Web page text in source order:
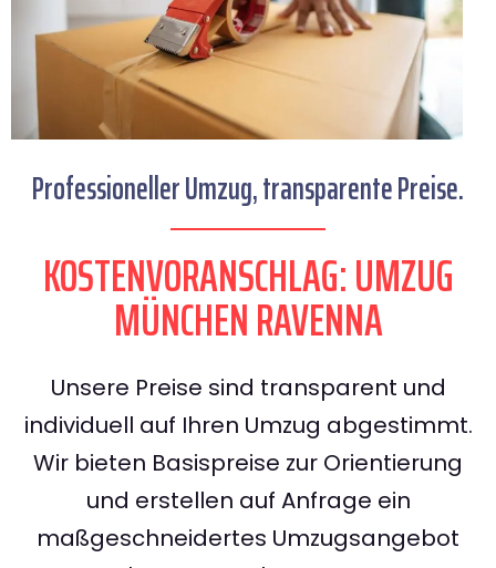
Professioneller Umzug, transparente Preise.
KOSTENVORANSCHLAG: UMZUG
MÜNCHEN RAVENNA
Unsere Preise sind transparent und
individuell auf Ihren Umzug abgestimmt.
Wir bieten Basispreise zur Orientierung
und erstellen auf Anfrage ein
maßgeschneidertes Umzugsangebot